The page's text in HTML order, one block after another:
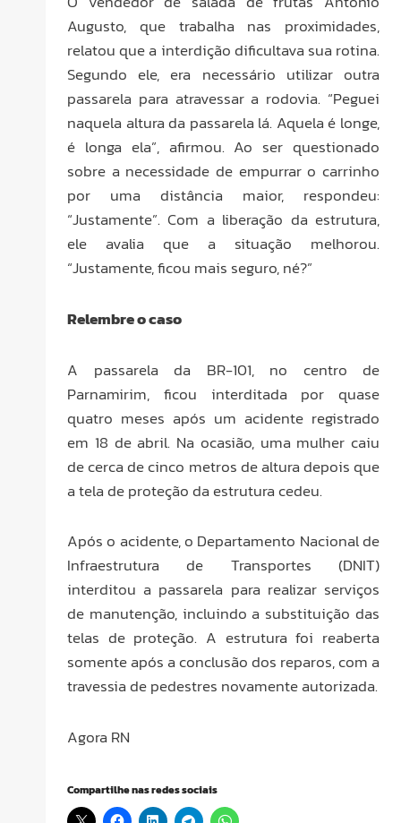
Augusto, que trabalha nas proximidades,
relatou que a interdição dificultava sua rotina.
Segundo ele, era necessário utilizar outra
passarela para atravessar a rodovia. “Peguei
naquela altura da passarela lá. Aquela é longe,
é longa ela”, afirmou. Ao ser questionado
sobre a necessidade de empurrar o carrinho
por uma distância maior, respondeu:
“Justamente”. Com a liberação da estrutura,
ele avalia que a situação melhorou.
“Justamente, ficou mais seguro, né?”
Relembre o caso
A passarela da BR-101, no centro de
Parnamirim, ficou interditada por quase
quatro meses após um acidente registrado
em 18 de abril. Na ocasião, uma mulher caiu
de cerca de cinco metros de altura depois que
a tela de proteção da estrutura cedeu.
Após o acidente, o Departamento Nacional de
Infraestrutura de Transportes (DNIT)
interditou a passarela para realizar serviços
de manutenção, incluindo a substituição das
telas de proteção. A estrutura foi reaberta
somente após a conclusão dos reparos, com a
travessia de pedestres novamente autorizada.
Agora RN
Compartilhe nas redes sociais